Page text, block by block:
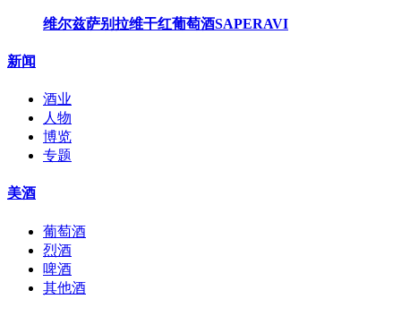
维尔兹萨别拉维干红葡萄酒SAPERAVI
新闻
酒业
人物
博览
专题
美酒
葡萄酒
烈酒
啤酒
其他酒